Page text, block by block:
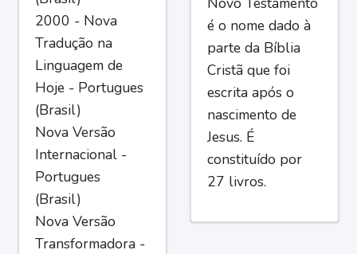
2000 - Nova
Tradução na
Linguagem de
Hoje - Portugues
(Brasil)
Nova Versão
Internacional -
Portugues
(Brasil)
Nova Versão
Transformadora -
é o nome dado à
parte da Bíblia
Cristã que foi
escrita após o
nascimento de
Jesus. É
constituído por
27 livros.